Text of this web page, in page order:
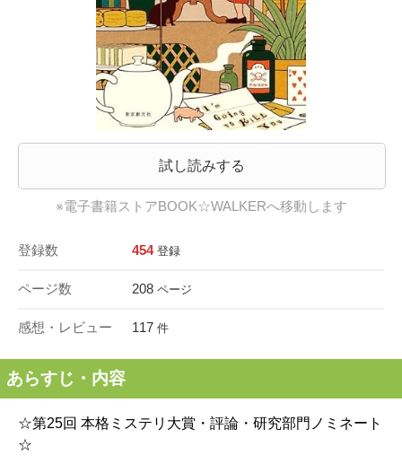
試し読みする
※電子書籍ストアBOOK☆WALKERへ移動します
登録数 454 登録
ページ数 208 ページ
感想・レビュー 117 件
あらすじ・内容
☆第25回 本格ミステリ大賞・評論・研究部門ノミネート
☆